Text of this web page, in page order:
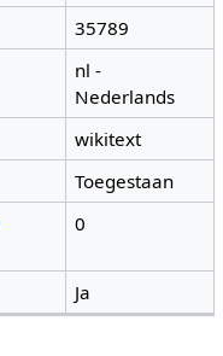
35789
nl -
Nederlands
wikitext
Toegestaan
0
Ja